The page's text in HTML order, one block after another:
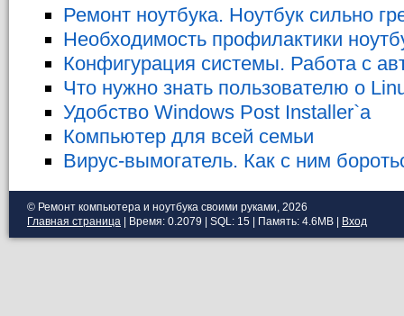
Ремонт ноутбука. Ноутбук сильно
Необходимость профилактики
Конфигурация системы. Работа с
Что нужно знать пользователю о
Удобство Windows Post Installer`a
Компьютер для всей семьи
Вирус-вымогатель. Как с ним
© Ремонт компьютера и ноутбука своими руками, 2026
Главная страница | Время: 0.2079 | SQL: 15 | Память: 4.6MB Вход